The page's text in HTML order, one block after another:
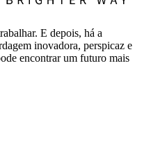
E depois, há a
inovadora, perspicaz e
encontrar um futuro mais